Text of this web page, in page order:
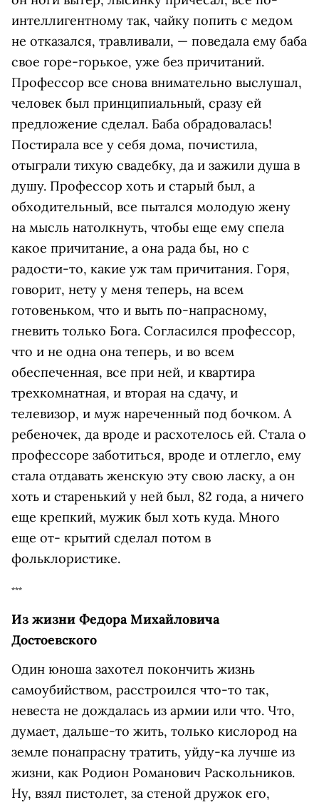
интеллигентному так, чайку попить с медом
не отказался, травливали, — поведала ему баба
свое горе-горькое, уже без причитаний.
Профессор все снова внимательно выслушал,
человек был принципиальный, сразу ей
предложение сделал. Баба обрадовалась!
Поcтирала все у себя дома, почистила,
отыграли тихую свадебку, да и зажили душа в
душу. Профессор хоть и старый был, а
обходительный, все пытался молодую жену
на мысль натолкнуть, чтобы еще ему спела
какое причитание, а она рада бы, но с
радости-то, какие уж там причитания. Горя,
говорит, нету у меня теперь, на всем
готовеньком, что и выть по-напрасному,
гневить только Бога. Согласился профессор,
что и не одна она теперь, и во всем
обеспеченная, все при ней, и квартира
трехкомнатная, и вторая на сдачу, и
телевизор, и муж нареченный под бочком. А
ребеночек, да вроде и расхотелось ей. Стала о
профессоре заботиться, вроде и отлегло, ему
стала отдавать женскую эту свою ласку, а он
хоть и старенький у ней был, 82 года, а ничего
еще крепкий, мужик был хоть куда. Много
еще от- крытий сделал потом в
фольклористике.
***
Из жизни Федора Михайловича
Доcтоевcкого
Один юноша захотел покончить жизнь
самоубийством, расстроился что-то так,
невеста не дождалась из армии или что. Что,
думает, дальше-то жить, только кислород на
земле понапрасну тратить, уйду-ка лучше из
жизни, как Родион Романович Раскольников.
Ну, взял пистолет, за стеной дружок его,